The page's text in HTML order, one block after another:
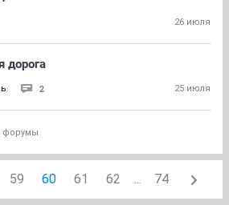
26 июля
дорога
2 25 июля
форумы
59 60 61 62 ... 74